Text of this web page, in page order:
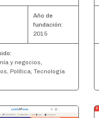
Año de
fundación:
2015
y negocios,
Política, Tecnología